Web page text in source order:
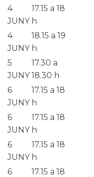
4
JUNY
17.15 a 18
h
4
JUNY
18.15 a 19
h
5
JUNY
17.30 a
18.30 h
6
JUNY
17.15 a 18
h
6
JUNY
17.15 a 18
h
6
JUNY
17.15 a 18
h
6
17.15 a 18